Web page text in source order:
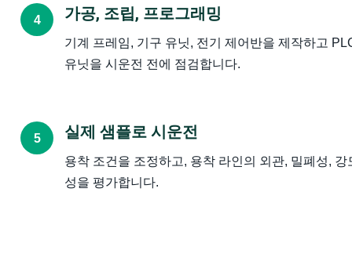
4 가공, 조립, 프로그래밍
기계 프레임, 기구 유닛, 전기 제어반을 제작하고
유닛을 시운전 전에 점검합니다.
5 실제 샘플로 시운전
용착 조건을 조정하고, 용착 라인의 외관, 밀폐성,
성을 평가합니다.